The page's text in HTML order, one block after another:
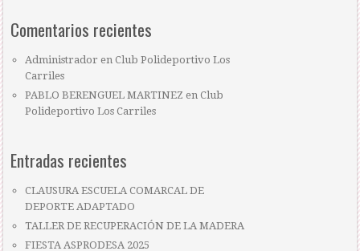
Comentarios recientes
Administrador en Club Polideportivo Los
Carriles
PABLO BERENGUEL MARTINEZ en Club
Polideportivo Los Carriles
Entradas recientes
CLAUSURA ESCUELA COMARCAL DE
DEPORTE ADAPTADO
TALLER DE RECUPERACIÓN DE LA MADERA
FIESTA ASPRODESA 2025